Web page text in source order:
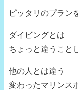
ピッタリのプラン
ダイビングとは
ちょっと違うこと
他の人とは違う
変わったマリンス